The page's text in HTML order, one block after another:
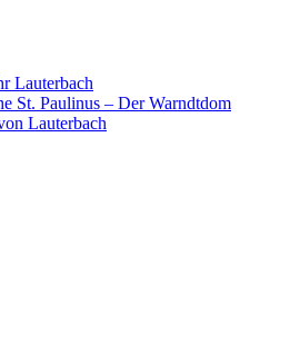
Lauterbach
St. Paulinus – Der Warndtdom
Lauterbach